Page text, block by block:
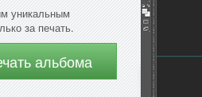
уникальным
за печать.
альбома